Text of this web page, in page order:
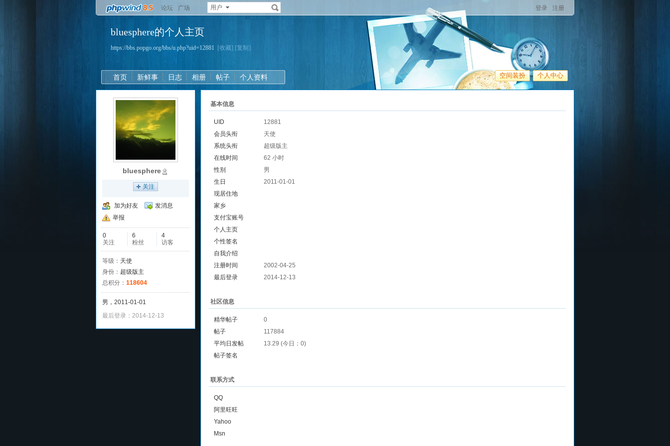
论坛 广场 用户 登录 注册
bluesphere的个人主页
https://bbs.popgo.org/bbs/u.php?uid=12881 [收藏] [复制]
空间装扮 个人中心
首页 新鲜事 日志 相册 帖子 个人资料
bluesphere
关注
加为好友
发消息
举报
0
关注
6
粉丝
4
访客
等级： 天使
身份： 超级版主
总积分： 118604
男，2011-01-01
最后登录：2014-12-13
基本信息
UID
12881
会员头衔
天使
系统头衔
超级版主
在线时间
62 小时
性别
男
生日
2011-01-01
现居住地
家乡
支付宝账号
个人主页
个性签名
自我介绍
注册时间
2002-04-25
最后登录
2014-12-13
社区信息
精华帖子
0
帖子
117884
平均日发帖
13.29 (今日：0)
帖子签名
联系方式
QQ
阿里旺旺
Yahoo
Msn